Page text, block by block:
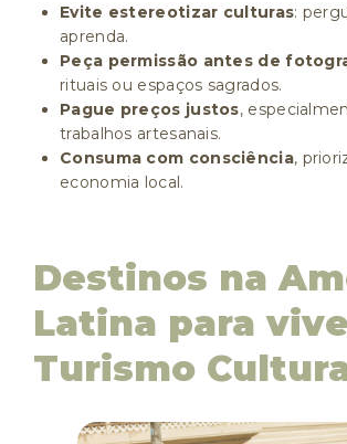
Evite estereotizar culturas:
aprenda.
Peça permissão antes de
rituais ou espaços sagrados.
Pague preços justos,
trabalhos artesanais.
Consuma com consciência,
economia local.
Destinos na
Latina para
Turismo